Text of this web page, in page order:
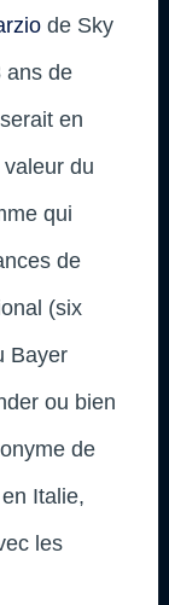
de Sky
ans de
en
du
qui
de
(six
Bayer
ou bien
de
Italie,
les